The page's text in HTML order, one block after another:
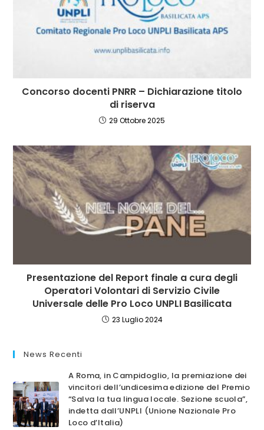
Concorso docenti PNRR – Dichiarazione titolo
di riserva
29 Ottobre 2025
Presentazione del Report finale a cura degli
Operatori Volontari di Servizio Civile
Universale delle Pro Loco UNPLI Basilicata
23 Luglio 2024
News Recenti
A Roma, in Campidoglio, la premiazione dei
vincitori dell’undicesima edizione del Premio
“Salva la tua lingua locale. Sezione scuola”,
indetta dall’UNPLI (Unione Nazionale Pro
Loco d’Italia)